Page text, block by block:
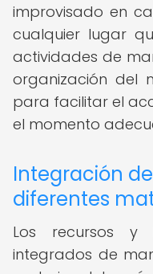
improvisado en
cualquier lugar
actividades de
organización del
para facilitar el
el momento
Integración de
diferentes
Los recursos y
integrados de